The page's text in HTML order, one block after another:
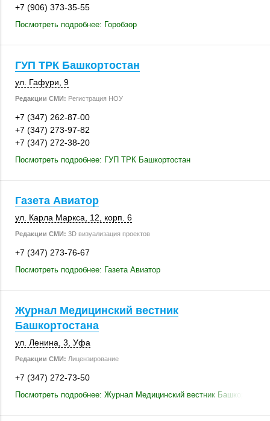
+7 (906) 373-35-55
Посмотреть подробнее: Горобзор
ГУП ТРК Башкортостан
ул. Гафури, 9
Редакции СМИ: Регистрация НОУ
+7 (347) 262-87-00
+7 (347) 273-97-82
+7 (347) 272-38-20
Посмотреть подробнее: ГУП ТРК Башкортостан
Газета Авиатор
ул. Карла Маркса, 12, корп. 6
Редакции СМИ: 3D визуализация проектов
+7 (347) 273-76-67
Посмотреть подробнее: Газета Авиатор
Журнал Медицинский вестник
Башкортостана
ул. Ленина, 3 Уфа
Редакции СМИ: Лицензирование
+7 (347) 272-73-50
Посмотреть подробнее: Журнал Медицинский вестник